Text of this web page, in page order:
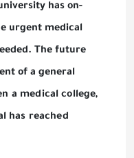
has on-
urgent medical
The future
of a general
a medical college,
has reached